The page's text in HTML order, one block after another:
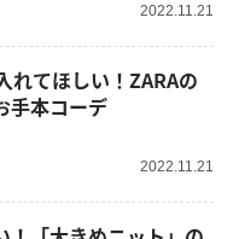
2022.11.21
れてほしい！ZARAの
手本コーデ
2022.11.21